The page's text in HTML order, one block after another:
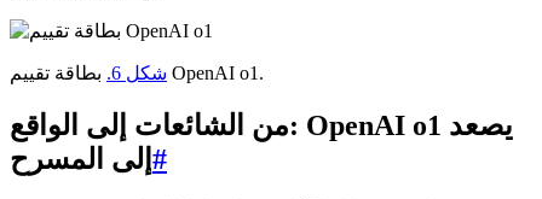
شكل 6. بطاقة تقييم OpenAI o1.
من الشائعات إلى الواقع: OpenAI o1 يصعد
إلى المسرح #